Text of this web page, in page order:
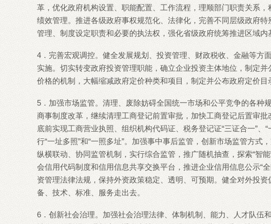
革，优化政府机构设置、职能配置、工作流程，理顺部门职责关系
绩效管理。推进各级政府事权规范化、法律化，完善不同层级政府
管理、制度设定职责和必要的执法权，强化省级政府统筹推进区域
4．完善宏观调控。健全发展规划、投资管理、财政税收、金融等方
实施。切实转变政府投资管理职能，确立企业投资主体地位，制定
价格的机制，大幅缩减政府定价种类和项目，制定并公布政府定价目
5．加强市场监管。清理、废除妨碍全国统一市场和公平竞争的各种
商事制度改革，继续清理工商登记前置审批，加快工商登记后置审
底前实现工商营业执照、组织机构代码证、税务登记证“三证合一”
行“一址多照”和“一照多址”。加强事中事后监管，创新市场监管方式
纵横联动、协同监管机制，实行综合监管，推广随机抽查，探索“智
会信用代码制度和信用信息共享交换平台，推进企业信用信息公示“
资管理法律法规，保持外资政策稳定、透明、可预期。健全对外投
备、技术、标准、服务走出去。
6．创新社会治理。加强社会治理法律、体制机制、能力、人才队伍